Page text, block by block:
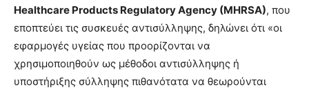
Healthcare Products Regulatory Agency (MHRSA), που
εποπτεύει τις συσκευές αντισύλληψης, δηλώνει ότι «οι
εφαρμογές υγείας που προορίζονται να
χρησιμοποιηθούν ως μέθοδοι αντισύλληψης ή
υποστήριξης σύλληψης πιθανότατα να θεωρούνται